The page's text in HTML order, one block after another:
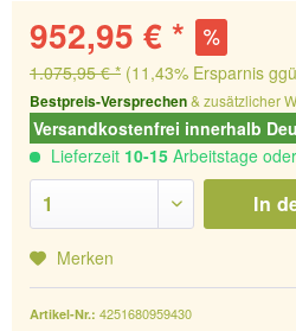
952,95 € *
1.075,95 € * (11,43% Ersparnis
Bestpreis-Versprechen& zusätzlicher
Versandkostenfrei innerhalb
Lieferzeit 10-15 Arbeitstage
In
Merken
Artikel-Nr.: 4251680959430